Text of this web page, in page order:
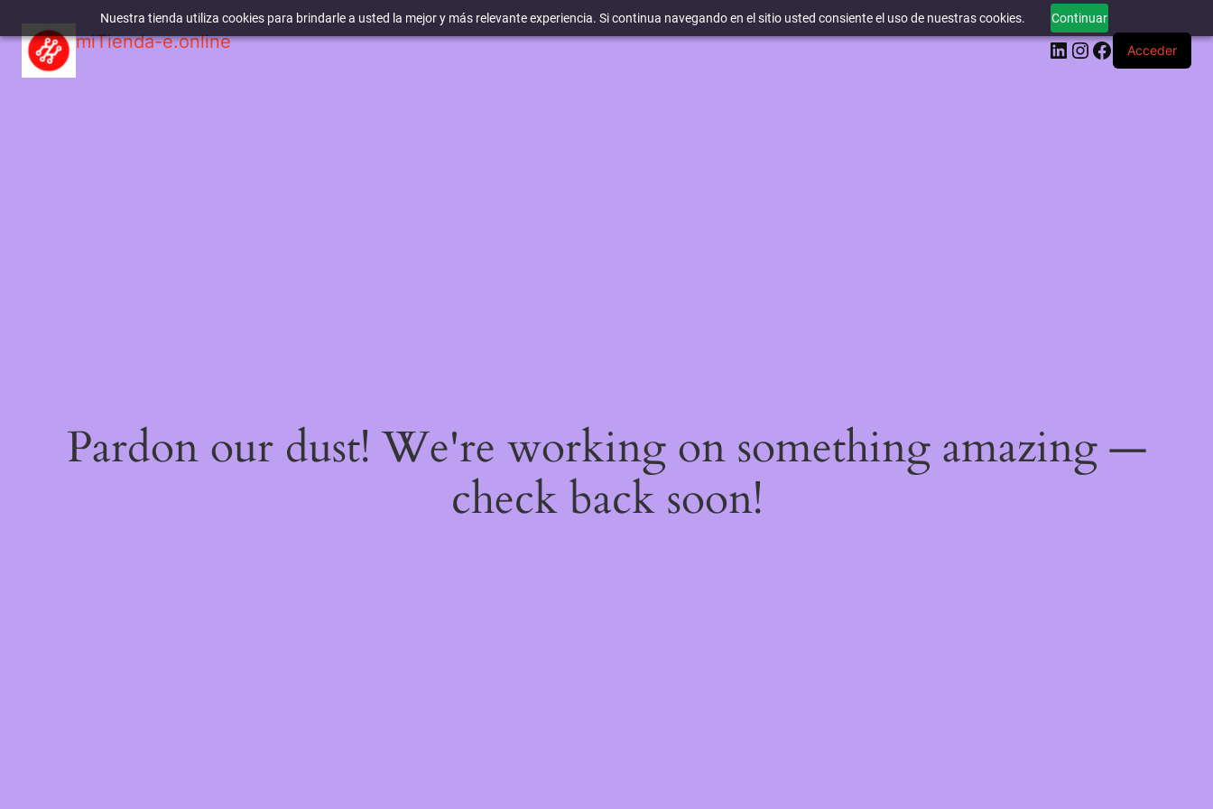
Nuestra tienda utiliza cookies para brindarle a usted la mejor y más relevante experiencia. Si continua navegando en el sitio usted consiente el uso de nuestras cookies. Continuar
miTienda-e.online LinkedIn
Instagram
Facebook
Acceder
Pardon our dust! We're working on something amazing —
check back soon!